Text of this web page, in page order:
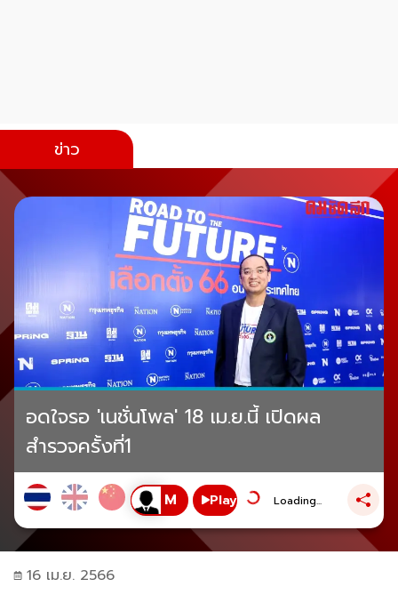
ข่าว
อดใจรอ 'เนชั่นโพล' 18 เม.ย.นี้ เปิดผล
สำรวจครั้งที่1
Play Loading...
16 เม.ย. 2566